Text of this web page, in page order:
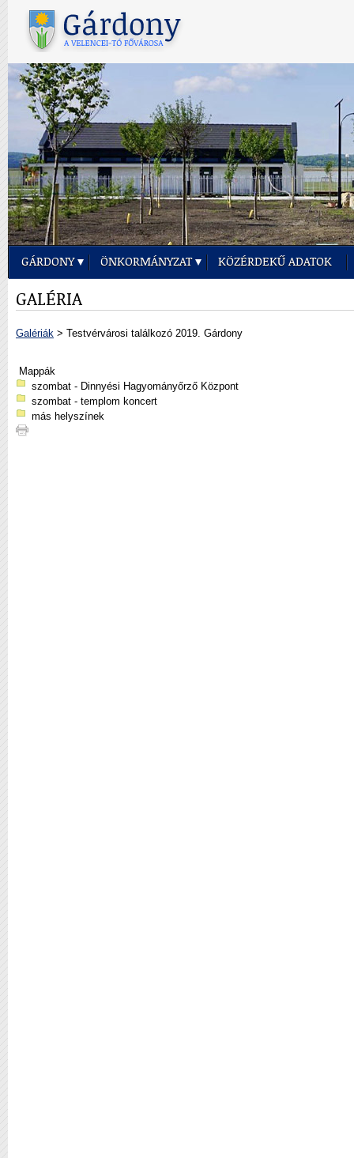
GÁRDONY ÖNKORMÁNYZAT KÖZÉRDEKŰ ADATOK
GALÉRIA
Galériák > Testvérvárosi találkozó 2019. Gárdony
Mappák
szombat - Dinnyési Hagyományőrző Központ
szombat - templom koncert
más helyszínek